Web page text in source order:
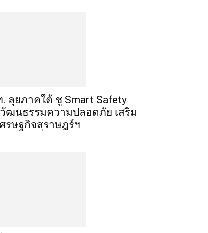
ลุยภาคใต้ ชู Smart Safety
ฒนธรรมความปลอดภัย เสริม
รษฐกิจสุราษฎร์ฯ